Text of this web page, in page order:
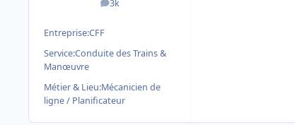
3k
messages
Entreprise:CFF
Service:Conduite des Trains &
Manœuvre
Métier & Lieu:Mécanicien de
ligne / Planificateur